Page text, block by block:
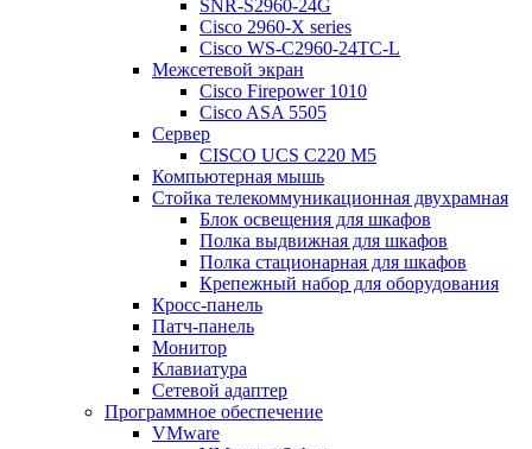
SNR-S2960-24G
Cisco 2960-X series
Cisco WS-C2960-24TC-L
Межсетевой экран
Cisco Firepower 1010
Cisco ASA 5505
Сервер
CISCO UCS C220 M5
Компьютерная мышь
Стойка телекоммуникационная двухрамная
Блок освещения для шкафов
Полка выдвижная для шкафов
Полка стационарная для шкафов
Крепежный набор для оборудования
Кросс-панель
Патч-панель
Монитор
Клавиатура
Сетевой адаптер
Программное обеспечение
VMware